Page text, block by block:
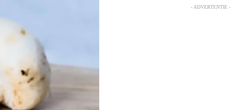
- ADVERTENTIE -